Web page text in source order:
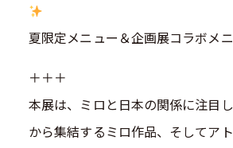
夏限定メニュー＆企画展コラボメ
＋＋＋
本展は、ミロと日本の関係に注目
から集結するミロ作品、そしてア